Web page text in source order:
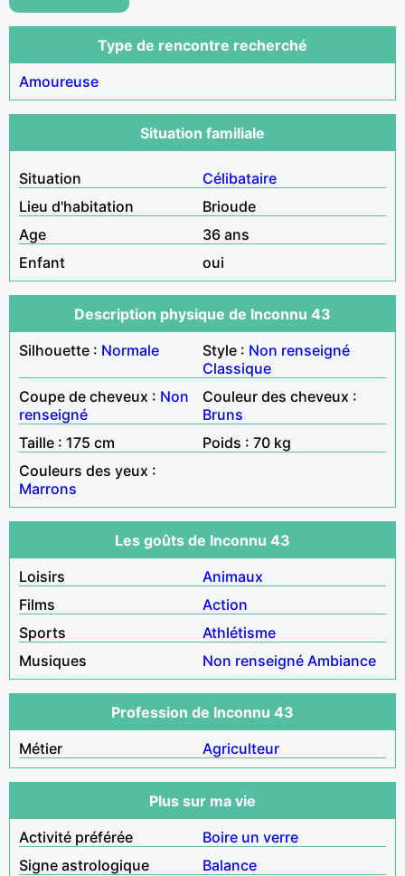
Type de rencontre recherché
Amoureuse
Situation familiale
Situation
Célibataire
Lieu d'habitation
Brioude
Age
36 ans
Enfant
oui
Description physique de Inconnu 43
Silhouette : Normale Style : Non renseigné
Classique
Coupe de cheveux : Non
renseigné
Couleur des cheveux :
Bruns
Taille : 175 cm
Poids : 70 kg
Couleurs des yeux :
Marrons
Les goûts de Inconnu 43
Loisirs
Animaux
Films
Action
Sports
Athlétisme
Musiques
Non renseigné Ambiance
Profession de Inconnu 43
Métier
Agriculteur
Plus sur ma vie
Activité préférée
Boire un verre
Signe astrologique
Balance